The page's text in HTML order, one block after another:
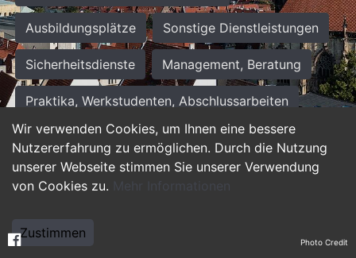
Wir verwenden Cookies, um Ihnen eine bessere
Nutzererfahrung zu ermöglichen. Durch die Nutzung
unserer Webseite stimmen Sie unserer Verwendung
von Cookies zu. Mehr Informationen
Zustimmen
Ausbildungsplätze Sonstige Dienstleistungen
Sicherheitsdienste Management, Beratung
Praktika, Werkstudenten, Abschlussarbeiten
Personalwesen Assistenz, Sekretariat
Hilfskräfte, Aushilfs- und Nebenjobs
Weiterbildung, Studium, duale Ausbildung Photo Credit